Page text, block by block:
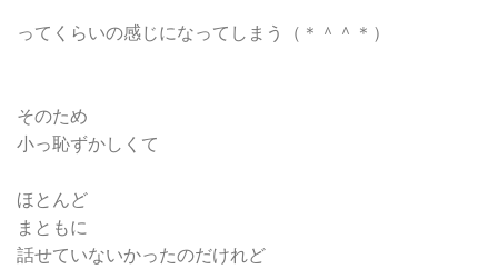
ってくらいの感じになってしまう（＊＾＾＊）
そのため
小っ恥ずかしくて
ほとんど
まともに
話せていないかったのだけれど